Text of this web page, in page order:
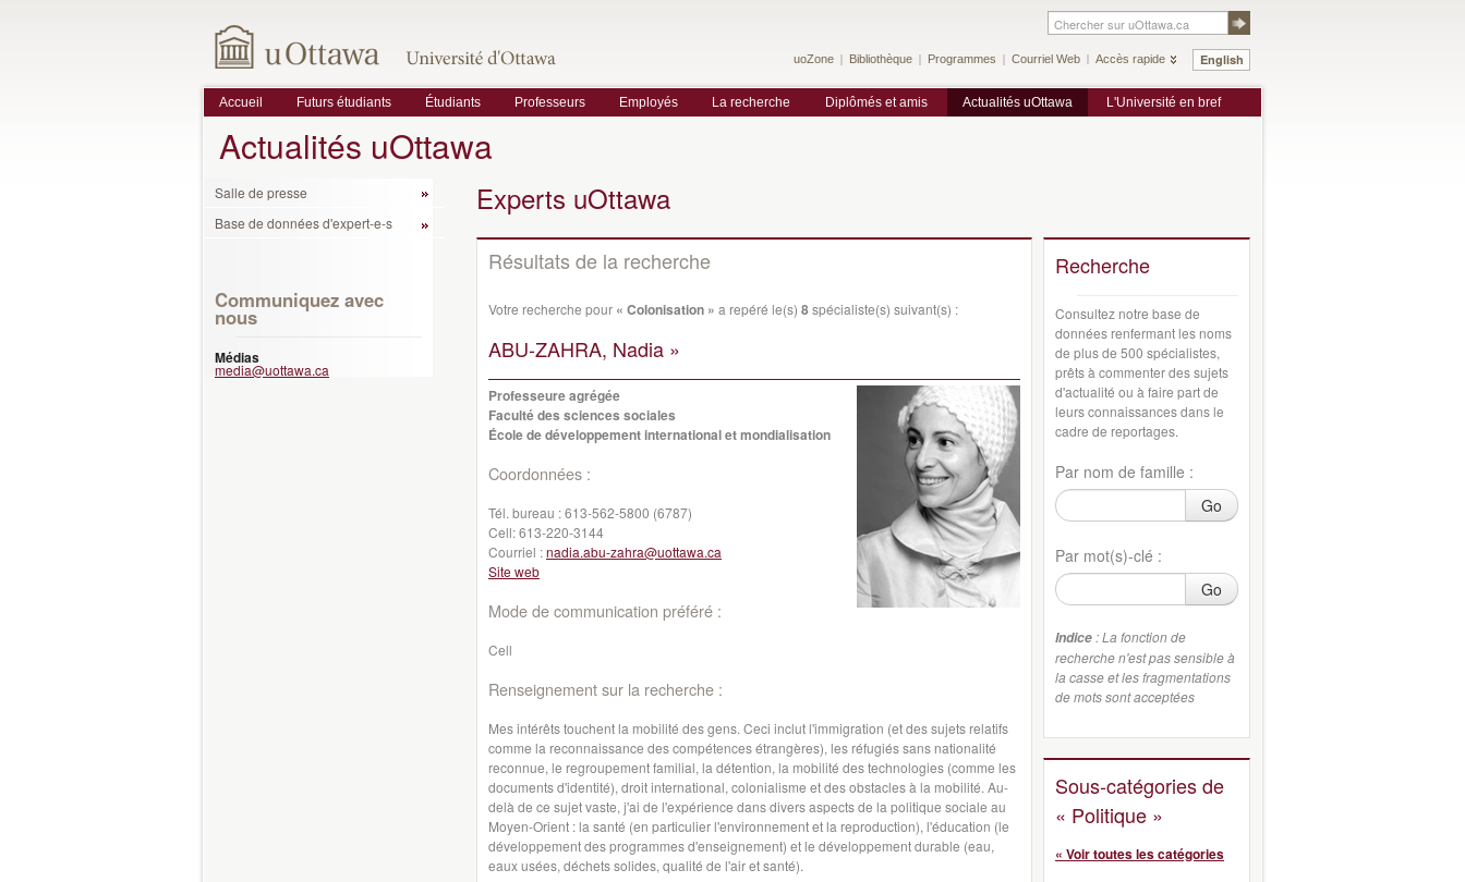
English
uoZone Bibliothèque Programmes Courriel Web Accès rapide
Accueil Futurs étudiants Étudiants Professeurs Employés La recherche Diplômés et amis Actualités uOttawa L'Université en bref
Actualités uOttawa
Salle de presse
Base de données d'expert-e-s
Communiquez avec
nous
Médias
media@uottawa.ca
Experts uOttawa
Résultats de la recherche
Votre recherche pour « Colonisation » a repéré le(s) 8spécialiste(s) suivant(s) :
ABU-ZAHRA, Nadia »
Professeure agrégée
Faculté des sciences sociales
École de développement international et mondialisation
Coordonnées :
Tél. bureau :613-562-5800 (6787)
Cell:613-220-3144
Courriel :nadia.abu-zahra@uottawa.ca
Site web
Mode de communication préféré :
Cell
Renseignement sur la recherche :
Mes intérêts touchent la mobilité des gens. Ceci inclut l'immigration (et des sujets relatifs
comme la reconnaissance des compétences étrangères), les réfugiés sans nationalité
reconnue, le regroupement familial, la détention, la mobilité des technologies (comme les
documents d'identité), droit international, colonialisme et des obstacles à la mobilité. Au-
delà de ce sujet vaste, j'ai de l'expérience dans divers aspects de la politique sociale au
Moyen-Orient : la santé (en particulier l'environnement et la reproduction), l'éducation (le
développement des programmes d'enseignement) et le développement durable (eau,
eaux usées, déchets solides, qualité de l'air et santé).
Recherche
Consultez notre base de
données renfermant les noms
de plus de 500 spécialistes,
prêts à commenter des sujets
d'actualité ou à faire part de
leurs connaissances dans le
cadre de reportages.
Par nom de famille :
Go
Par mot(s)-clé :
Go
Indice : La fonction de
recherche n'est pas sensible à
la casse et les fragmentations
de mots sont acceptées
Sous-catégories de
« Politique »
« Voir toutes les catégories